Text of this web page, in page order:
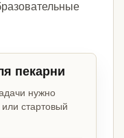
пекарни
нужно
стартовый